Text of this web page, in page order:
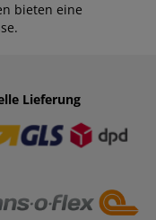
bieten eine
Zahlen
Lieferung